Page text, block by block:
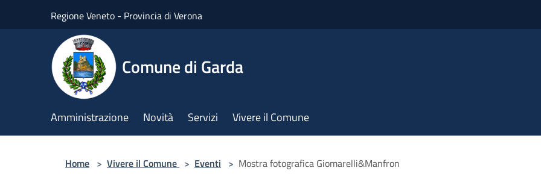
Regione Veneto - Provincia di Verona
Comune di Garda
Amministrazione Novità Servizi Vivere il Comune
Home > Vivere il Comune > Eventi > Mostra fotografica Giomarelli&Manfron